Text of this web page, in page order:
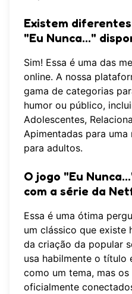
Existem
"Eu Nunca..."
Sim! Essa é uma das
online. A nossa
gama de categorias
humor ou público,
Adolescentes,
Apimentadas para
para adultos.
O jogo "Eu
com a série da
Essa é uma ótima
um clássico que existe
da criação da popular
usa habilmente o
como um tema, mas
oficialmente